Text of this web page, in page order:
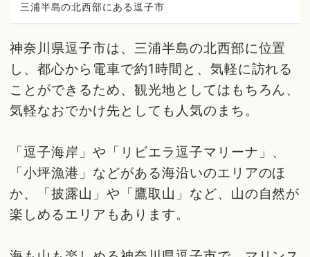
三浦半島の北西部にある逗子市
神奈川県逗子市は、三浦半島の北西部に位置
し、都心から電車で約1時間と、気軽に訪れる
ことができるため、観光地としてはもちろん、
気軽なおでかけ先としても人気のまち。
「逗子海岸」や「リビエラ逗子マリーナ」、
「小坪漁港」などがある海沿いのエリアのほ
か、「披露山」や「鷹取山」など、山の自然が
楽しめるエリアもあります。